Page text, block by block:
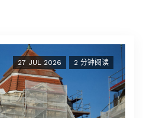
27 JUL 2026 2 分钟阅读